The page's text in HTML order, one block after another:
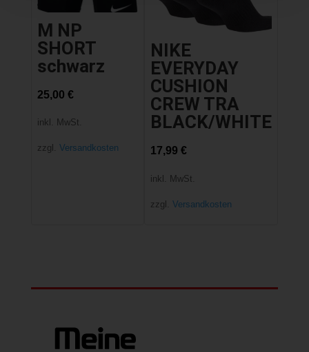
M NP
SHORT
schwarz
25,00 €
inkl. MwSt.
zzgl. Versandkosten
NIKE
EVERYDAY
CUSHION
CREW TRA
BLACK/WHITE
17,99€
inkl. MwSt.
zzgl.Versandkosten